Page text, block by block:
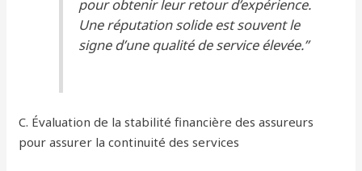
pour obtenir leur retour d’expérience.
Une réputation solide est souvent le
signe d’une qualité de service élevée.”
C. Évaluation de la stabilité financière des assureurs
pour assurer la continuité des services